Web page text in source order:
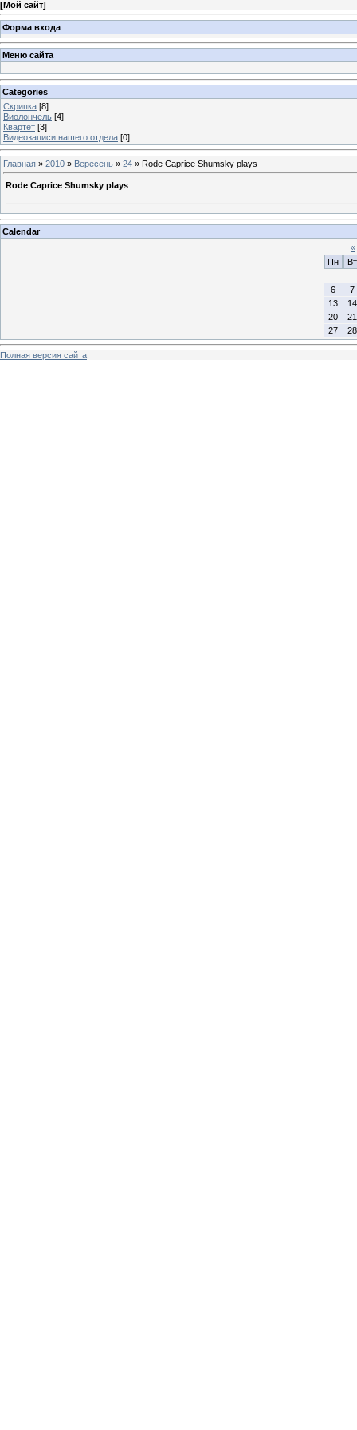
[Мой сайт]
Форма входа
Меню сайта
Categories
Скрипка [8]
Виолончель [4]
Квартет [3]
Видеозаписи нашего отдела [0]
Главная » 2010 » Вересень » 24 » Rode Caprice Shumsky plays
Rode Caprice Shumsky plays
Calendar
«
Пн
Вт
6
7
13
14
20
21
27
28
Полная версия сайта